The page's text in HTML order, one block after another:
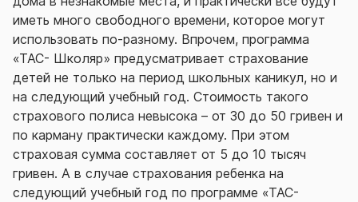
иметь много свободного времени, которое могут
использовать по-разному. Впрочем, программа
«ТАС- Школяр» предусматривает страхование
детей не только на период школьных каникул, но и
на следующий учебный год. Стоимость такого
страхового полиса невысока – от 30 до 50 гривен и
по карману практически каждому. При этом
страховая сумма составляет от 5 до 10 тысяч
гривен. А в случае страхования ребенка на
следующий учебный год по программе «ТАС-